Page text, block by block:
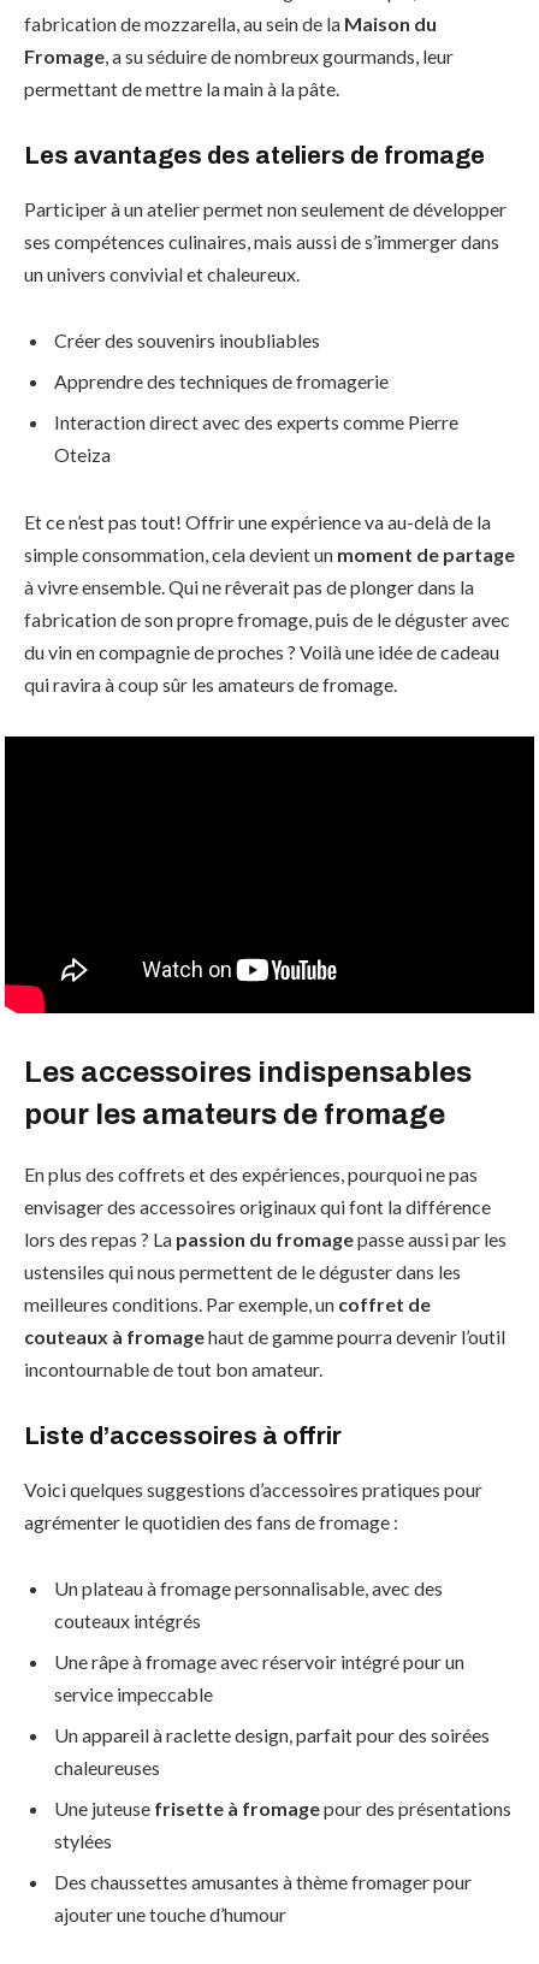
fabrication de mozzarella, au sein de la Maison du
Fromage , a su séduire de nombreux gourmands, leur
permettant de mettre la main à la pâte.
Les avantages des ateliers de fromage
Participer à un atelier permet non seulement de développer
ses compétences culinaires, mais aussi de s’immerger dans
un univers convivial et chaleureux.
Créer des souvenirs inoubliables
Apprendre des techniques de fromagerie
Interaction direct avec des experts comme Pierre
Oteiza
Et ce n’est pas tout! Offrir une expérience va au-delà de la
simple consommation, cela devient un moment de partage
à vivre ensemble. Qui ne rêverait pas de plonger dans la
fabrication de son propre fromage, puis de le déguster avec
du vin en compagnie de proches ? Voilà une idée de cadeau
qui ravira à coup sûr les amateurs de fromage.
Les accessoires indispensables
pour les amateurs de fromage
En plus des coffrets et des expériences, pourquoi ne pas
envisager des accessoires originaux qui font la différence
lors des repas ? La passion du fromagepasse aussi par les
ustensiles qui nous permettent de le déguster dans les
meilleures conditions. Par exemple, un coffret de
couteaux à fromagehaut de gamme pourra devenir l’outil
incontournable de tout bon amateur.
Liste d’accessoires à offrir
Voici quelques suggestions d’accessoires pratiques pour
agrémenter le quotidien des fans de fromage :
Un plateau à fromage personnalisable, avec des
couteaux intégrés
Une râpe à fromage avec réservoir intégré pour un
service impeccable
Un appareil à raclette design, parfait pour des soirées
chaleureuses
Une juteuse frisette à fromagepour des présentations
stylées
Des chaussettes amusantes à thème fromager pour
ajouter une touche d’humour